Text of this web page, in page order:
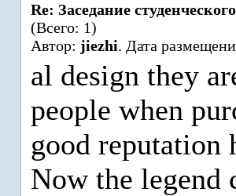
Re: Заседание
(Всего: 1)
Автор: jiezhi. Дата
al design they
people when
good reputation
Now the legend